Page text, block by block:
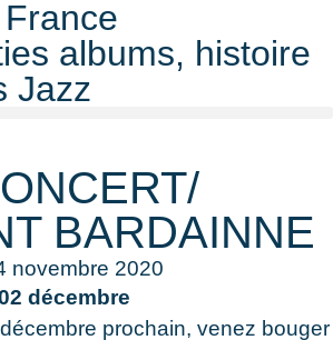
albums, histoire
Jazz
BARDAINNE
novembre 2020
décembre
prochain, venez bouger